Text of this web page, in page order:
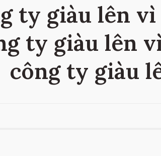
ty giàu lên
ty giàu lên
công ty giàu